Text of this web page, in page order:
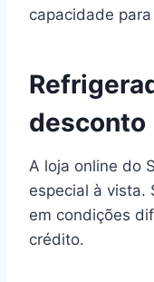
capacidade
desconto
A loja online do
especial à vista.
em condições
crédito.